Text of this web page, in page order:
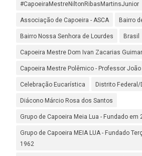
#CapoeiraMestreNiltonRibasMartinsJunior
Associação de Capoeira - ASCA Bairro
Bairro Nossa Senhora de Lourdes Brasil
Capoeira Mestre Dom Ivan Zacarias
Capoeira Mestre Polêmico - Professor João
Celebração Eucarística Distrito Federal/
Diácono Márcio Rosa dos Santos
Grupo de Capoeira Meia Lua - Fundado em
Grupo de Capoeira MEIA LUA - Fundado
1962